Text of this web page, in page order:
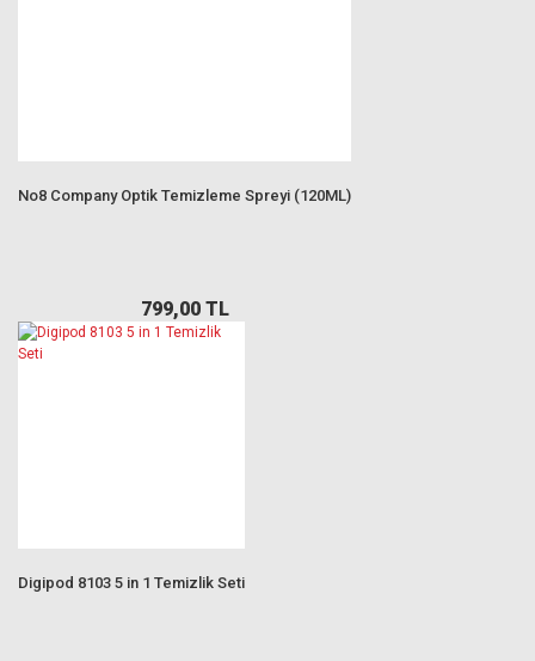
No8 Company Optik Temizleme Spreyi (120ML)
799,00 TL
Digipod 8103 5 in 1 Temizlik Seti